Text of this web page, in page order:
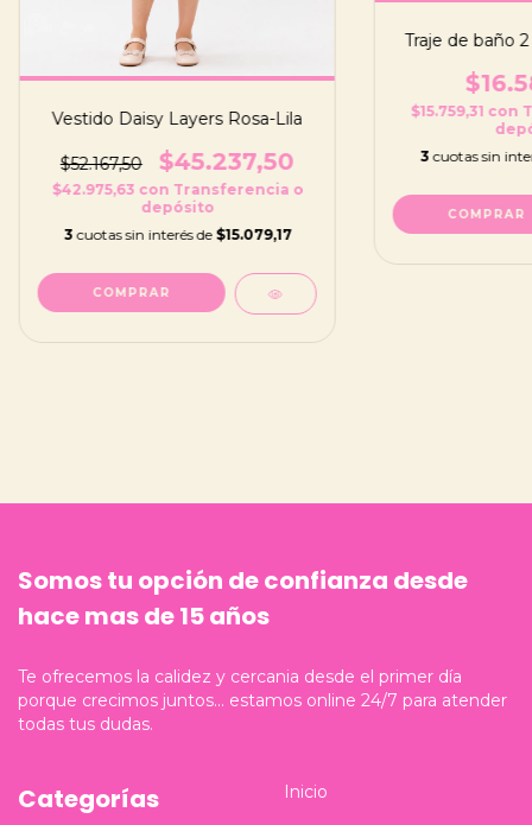
Vestido Daisy Layers Rosa-Lila
$52.167,50 $45.237,50
$42.975,63 con Transferencia o
depósito
3 cuotas sin interés de $15.079,17
COMPRAR
Traje de baño
$15.759,31 con
3 cuotas sin
COMPRAR
Somos tu opción de confianza desde
hace mas de 15 años
Te ofrecemos la calidez y cercania desde el primer día
porque crecimos juntos... estamos online 24/7 para atender
todas tus dudas.
Categorías Inicio